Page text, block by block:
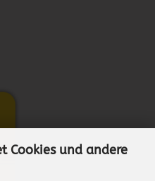
Cookies und andere